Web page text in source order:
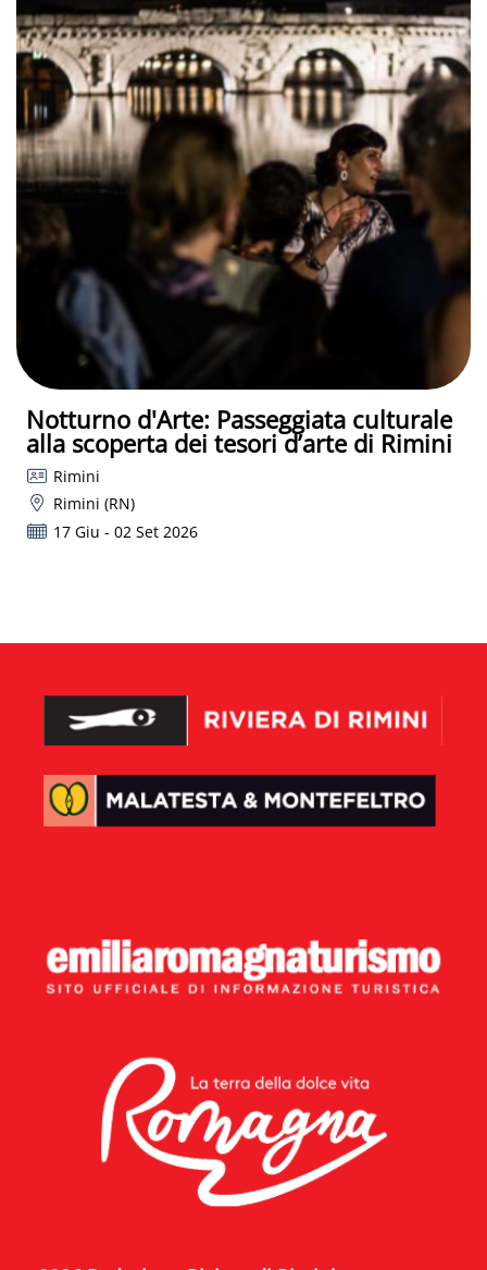
Notturno d'Arte: Passeggiata culturale
alla scoperta dei tesori d’arte di Rimini
Rimini
Rimini (RN)
17 Giu - 02 Set 2026